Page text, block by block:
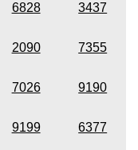
6828 3437
2090 7355
7026 9190
9199 6377